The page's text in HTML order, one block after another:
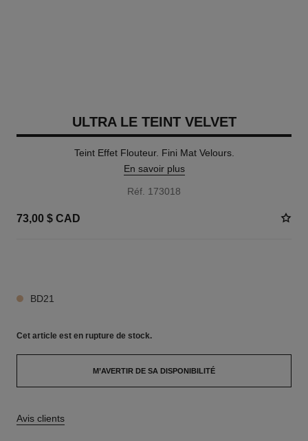
ULTRA LE TEINT VELVET
Teint Effet Flouteur. Fini Mat Velours.
En savoir plus
Réf. 173018
73,00 $ CAD
BD21
Cet article est en rupture de stock.
M’AVERTIR DE SA DISPONIBILITÉ
Avis clients